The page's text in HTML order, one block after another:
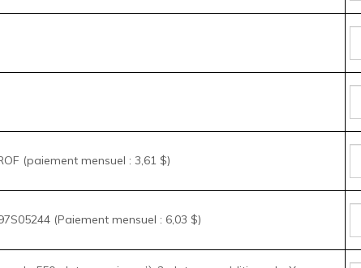
(paiement mensuel : 3,61 $)
550 plateaux - jusqu’à 3 plateaux additionnels, Xerox,